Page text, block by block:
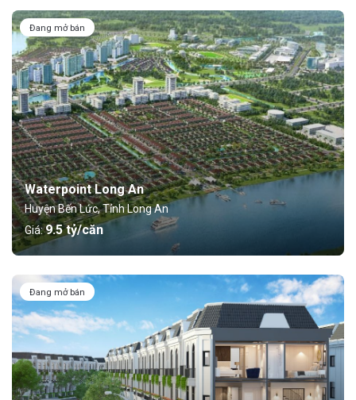
Đang mở bán
Waterpoint Long An
Huyện Bến Lức, Tỉnh Long An
Giá:9.5 tỷ/căn
Đang mở bán